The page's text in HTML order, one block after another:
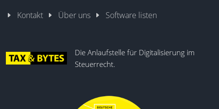
Kontakt Über uns Software listen
Die Anlaufstelle für Digitalisierung im
Steuerrecht.